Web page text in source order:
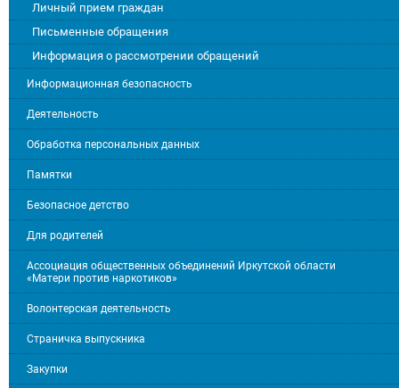
Личный прием граждан
Письменные обращения
Информация о рассмотрении обращений
Информационная безопасность
Деятельность
Обработка персональных данных
Памятки
Безопасное детство
Для родителей
Ассоциация общественных объединений Иркутской области
«Матери против наркотиков»
Волонтерская деятельность
Страничка выпускника
Закупки